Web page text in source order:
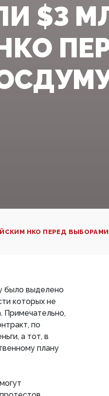
$3
НКО ПЕРЕД
было выделено
которых не
Примечательно,
по
а тот, в
плану